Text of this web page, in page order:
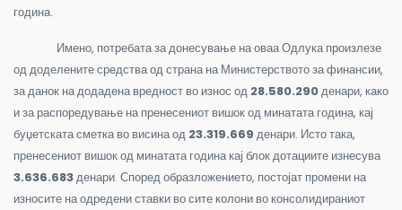
година.
Имено, потребата за донесување на оваа Одлука произлезе
од доделените средства од страна на Министерството за финансии,
за данок на додадена вредност во износ од 28.580.290денари, како
и за распоредување на пренесениот вишок од минатата година, кај
буџетската сметка во висина од 23.319.669 денари. Исто така,
пренесениот вишок од минатата година кај блок дотациите изнесува
3.636.683денари. Според образложението, постојат промени на
износите на одредени ставки во сите колони во консолидираниот